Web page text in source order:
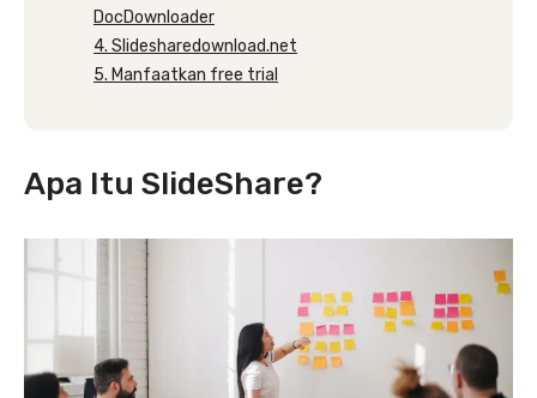
DocDownloader
4. Slidesharedownload.net
5. Manfaatkan free trial
Apa Itu SlideShare?